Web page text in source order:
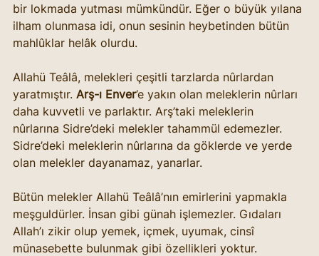
bir lokmada yutması mümkündür. Eğer o büyük yılana
ilham olunmasa idi, onun sesinin heybetinden bütün
mahlûklar helâk olurdu.
Allahü Teâlâ, melekleri çeşitli tarzlarda nûrlardan
yaratmıştır. Arş-ı Enver’e yakın olan meleklerin nûrları
daha kuvvetli ve parlaktır. Arş’taki meleklerin
nûrlarına Sidre’deki melekler tahammül edemezler.
Sidre’deki meleklerin nûrlarına da göklerde ve yerde
olan melekler dayanamaz, yanarlar.
Bütün melekler Allahü Teâlâ’nın emirlerini yapmakla
meşguldürler. İnsan gibi günah işlemezler. Gıdaları
Allah’ı zikir olup yemek, içmek, uyumak, cinsî
münasebette bulunmak gibi özellikleri yoktur.